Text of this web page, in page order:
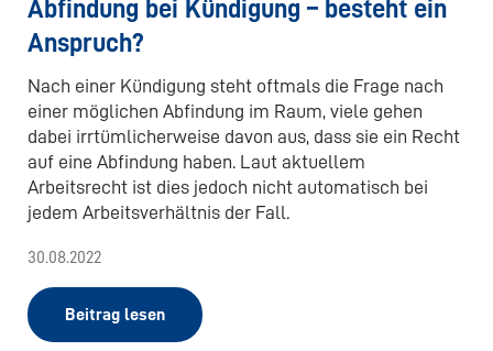
Abfindung bei Kündigung – besteht ein
Anspruch?
Nach einer Kündigung steht oftmals die Frage nach
einer möglichen Abfindung im Raum, viele gehen
dabei irrtümlicherweise davon aus, dass sie ein Recht
auf eine Abfindung haben. Laut aktuellem
Arbeitsrecht ist dies jedoch nicht automatisch bei
jedem Arbeitsverhältnis der Fall.
30.08.2022
Beitrag lesen